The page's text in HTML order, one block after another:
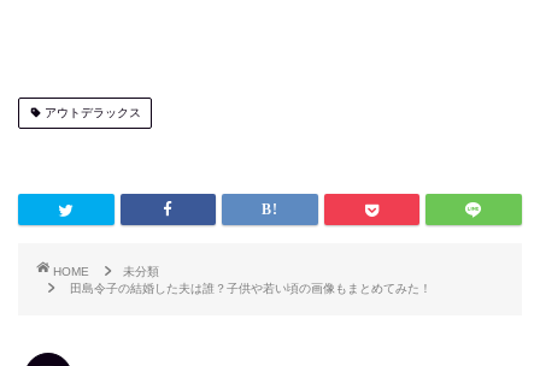
アウトデラックス
HOME
未分類
田島令子の結婚した夫は誰？子供や若い頃の画像もまとめてみた！